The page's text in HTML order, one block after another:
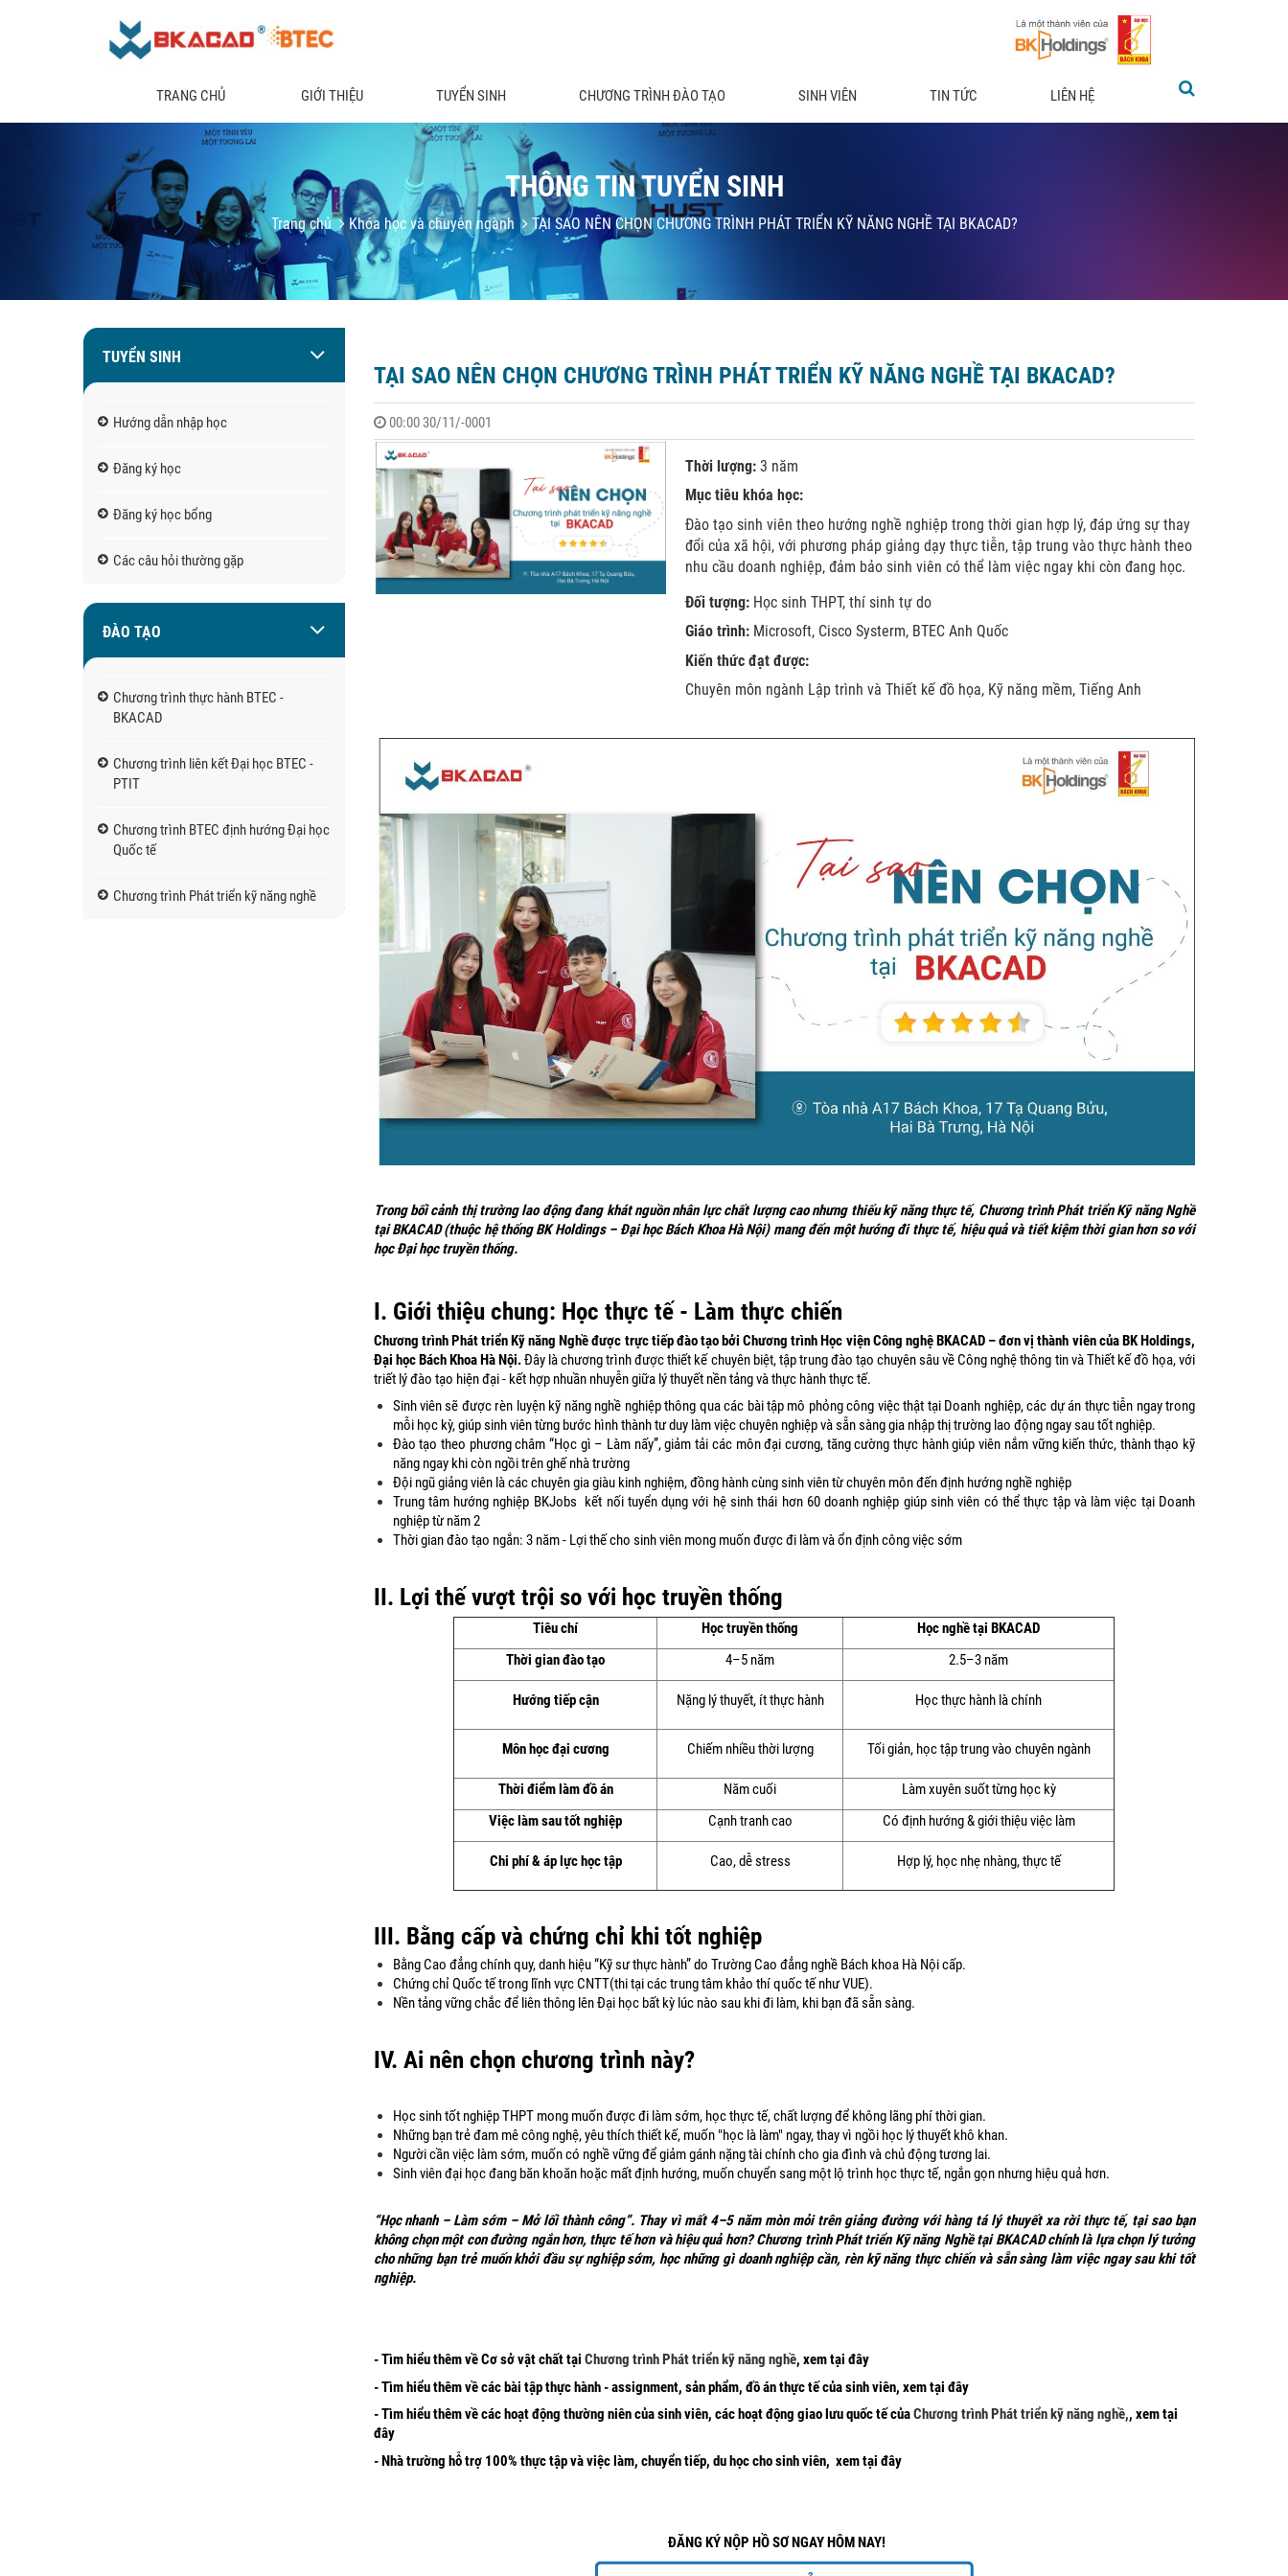
TRANG CHỦ GIỚI THIỆU TUYỂN SINH CHƯƠNG TRÌNH ĐÀO TẠO SINH VIÊN TIN TỨC LIÊN HỆ
THÔNG TIN TUYỂN SINH
Trang chủ Khóa học và chuyên ngành TẠI SAO NÊN CHỌN CHƯƠNG TRÌNH PHÁT TRIỂN KỸ NĂNG NGHỀ TẠI BKACAD?
TUYỂN SINH
Hướng dẫn nhập học
Đăng ký học
Đăng ký học bổng
Các câu hỏi thường gặp
ĐÀO TẠO
Chương trình thực hành BTEC -
BKACAD
Chương trình liên kết Đại học BTEC -
PTIT
Chương trình BTEC định hướng Đại học
Quốc tế
Chương trình Phát triển kỹ năng nghề
TẠI SAO NÊN CHỌN CHƯƠNG TRÌNH PHÁT TRIỂN KỸ NĂNG NGHỀ TẠI BKACAD?
00:00 30/11/-0001
Thời lượng:3 năm
Mục tiêu khóa học:
Đào tạo sinh viên theo hướng nghề nghiệp trong thời gian hợp lý, đáp ứng sự thay
đổi của xã hội, với phương pháp giảng dạy thực tiễn, tập trung vào thực hành theo
nhu cầu doanh nghiệp, đảm bảo sinh viên có thể làm việc ngay khi còn đang học.
Đối tượng: Học sinh THPT, thí sinh tự do
Giáo trình: Microsoft, Cisco Systerm, BTEC Anh Quốc
Kiến thức đạt được:
Chuyên môn ngành Lập trình và Thiết kế đồ họa, Kỹ năng mềm, Tiếng Anh
Trong bối cảnh thị trường lao động đang khát nguồn nhân lực chất lượng cao nhưng thiếu kỹ năng thực tế, Chương trình Phát triển Kỹ năng Nghề
tại BKACAD (thuộc hệ thống BK Holdings – Đại học Bách Khoa Hà Nội) mang đến một hướng đi thực tế, hiệu quả và tiết kiệm thời gian hơn so với
học Đại học truyền thống.
I. Giới thiệu chung: Học thực tế - Làm thực chiến
Chương trình Phát triển Kỹ năng Nghề được trực tiếp đào tạo bởi Chương trình Học viện Công nghệ BKACAD – đơn vị thành viên của BK Holdings,
Đại học Bách Khoa Hà Nội.Đây là chương trình được thiết kế chuyên biệt, tập trung đào tạo chuyên sâu về Công nghệ thông tin và Thiết kế đồ họa, với
triết lý đào tạo hiện đại - kết hợp nhuần nhuyễn giữa lý thuyết nền tảng và thực hành thực tế.
Sinh viên sẽ được rèn luyện kỹ năng nghề nghiệp thông qua các bài tập mô phỏng công việc thật tại Doanh nghiệp, các dự án thực tiễn ngay trong
mỗi học kỳ, giúp sinh viên từng bước hình thành tư duy làm việc chuyên nghiệp và sẵn sàng gia nhập thị trường lao động ngay sau tốt nghiệp.
Đào tạo theo phương châm “Học gì – Làm nấy”, giảm tải các môn đại cương, tăng cường thực hành giúp viên nắm vững kiến thức, thành thạo kỹ
năng ngay khi còn ngồi trên ghế nhà trường
Đội ngũ giảng viên là các chuyên gia giàu kinh nghiệm, đồng hành cùng sinh viên từ chuyên môn đến định hướng nghề nghiệp
Trung tâm hướng nghiệp BKJobs kết nối tuyển dụng với hệ sinh thái hơn 60 doanh nghiệp giúp sinh viên có thể thực tập và làm việc tại Doanh
nghiệp từ năm 2
Thời gian đào tạo ngắn: 3 năm - Lợi thế cho sinh viên mong muốn được đi làm và ổn định công việc sớm
II. Lợi thế vượt trội so với học truyền thống
Tiêu chí Học truyền thống
Học nghề tại BKACAD
Thời gian đào tạo
4–5 năm 2.5–3 năm
Hướng tiếp cận Nặng lý thuyết, ít thực hành Học thực hành là chính
Môn học đại cương Chiếm nhiều thời lượng Tối giản, học tập trung vào chuyên ngành
Thời điểm làm đồ án Năm cuối
Làm xuyên suốt từng học kỳ
Việc làm sau tốt nghiệp
Cạnh tranh cao Có định hướng & giới thiệu việc làm
Chi phí & áp lực học tập Cao, dễ stress Hợp lý, học nhẹ nhàng, thực tế
III. Bằng cấp và chứng chỉ khi tốt nghiệp
Bằng Cao đẳng chính quy, danh hiệu “Kỹ sư thực hành” do Trường Cao đẳng nghề Bách khoa Hà Nội cấp.
Chứng chỉ Quốc tế trong lĩnh vực CNTT(thi tại các trung tâm khảo thí quốc tế như VUE).
Nền tảng vững chắc để liên thông lên Đại học bất kỳ lúc nào sau khi đi làm, khi bạn đã sẵn sàng.
IV. Ai nên chọn chương trình này?
Học sinh tốt nghiệp THPT mong muốn được đi làm sớm, học thực tế, chất lượng để không lãng phí thời gian.
Những bạn trẻ đam mê công nghệ, yêu thích thiết kế, muốn "học là làm" ngay, thay vì ngồi học lý thuyết khô khan.
Người cần việc làm sớm, muốn có nghề vững để giảm gánh nặng tài chính cho gia đình và chủ động tương lai.
Sinh viên đại học đang băn khoăn hoặc mất định hướng, muốn chuyển sang một lộ trình học thực tế, ngắn gọn nhưng hiệu quả hơn.
“Học nhanh – Làm sớm – Mở lối thành công”. Thay vì mất 4–5 năm mòn mỏi trên giảng đường với hàng tá lý thuyết xa rời thực tế, tại sao bạn
không chọn một con đường ngắn hơn, thực tế hơn và hiệu quả hơn? Chương trình Phát triển Kỹ năng Nghề tại BKACAD chính là lựa chọn lý tưởng
cho những bạn trẻ muốn khởi đầu sự nghiệp sớm, học những gì doanh nghiệp cần, rèn kỹ năng thực chiến và sẵn sàng làm việc ngay sau khi tốt
nghiệp.
- Tìm hiểu thêm về Cơ sở vật chất tại Chương trình Phát triển kỹ năng nghề, xem tại đây
- Tìm hiểu thêm về các bài tập thực hành - assignment, sản phẩm, đồ án thực tế của sinh viên, xem tại đây
- Tìm hiểu thêm về các hoạt động thường niên của sinh viên, các hoạt động giao lưu quốc tế củaChương trình Phát triển kỹ năng nghề,, xem tại
đây
- Nhà trường hỗ trợ 100% thực tập và việc làm, chuyển tiếp, du học cho sinh viên, xem tại đây
ĐĂNG KÝ NỘP HỒ SƠ NGAY HÔM NAY!